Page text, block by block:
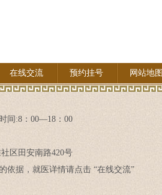
在线交流 预约挂号 网站地图
间:8：00—18：00
区田安南路420号
依据，就医详情请点击 “在线交流”